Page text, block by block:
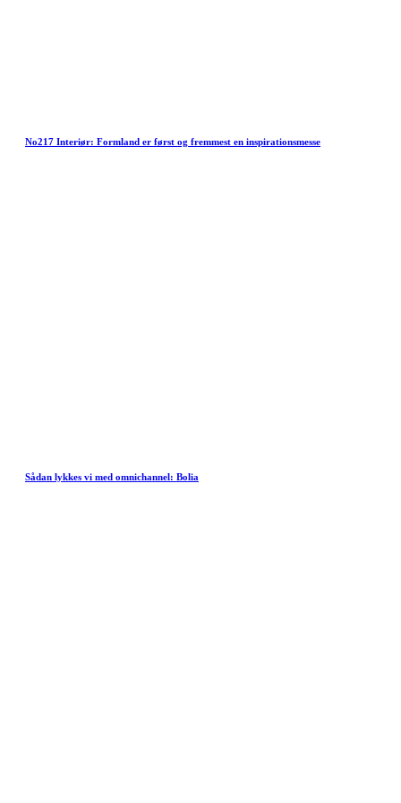
No217 Interiør: Formland er først og fremmest en inspirationsmesse
Sådan lykkes vi med omnichannel: Bolia